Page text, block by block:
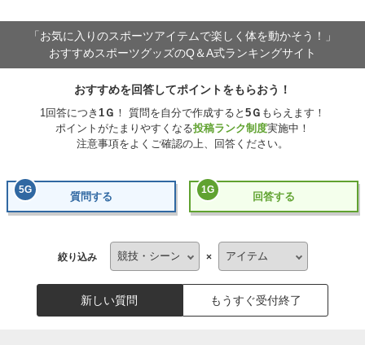
「お気に入りのスポーツアイテムで楽しく体を動かそう！」
おすすめスポーツグッズのQ＆A式ランキングサイト
おすすめを回答してポイントをもらおう！
1回答につき 1 Ｇ ！ 質問を自分で作成すると 5 Ｇ もらえます！
ポイントがたまりやすくなる投稿ランク制度実施中！
注意事項をよくご確認の上、回答ください。
5G
質問する
1G
回答する
絞り込み ×
新しい質問 もうすぐ受付終了